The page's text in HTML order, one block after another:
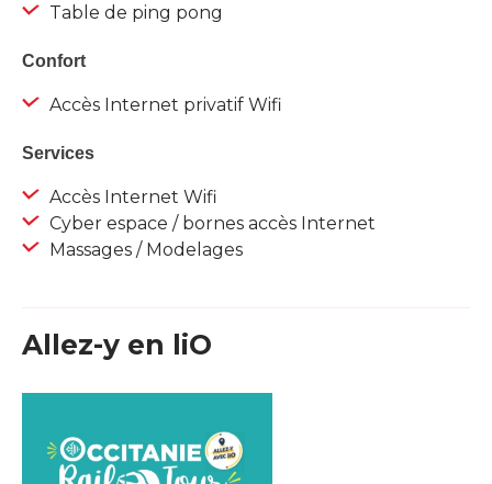
Table de ping pong
Confort
Accès Internet privatif Wifi
Services
Accès Internet Wifi
Cyber espace / bornes accès Internet
Massages / Modelages
Allez-y en liO